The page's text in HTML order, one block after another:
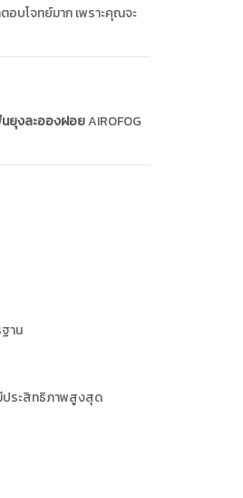
อบโจทย์มาก เพราะคุณจะ
ยุงละอองฝอยAIROFOG
าน
ประสิทธิภาพสูงสุด